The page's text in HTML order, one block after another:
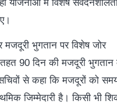
योजनाओं में विशेष
मजदूरी भुगतान पर विशेष जोर
90 दिन की मजदूरी भुगतान
से कहा कि मजदूरों को
जिम्मेदारी है। किसी भी